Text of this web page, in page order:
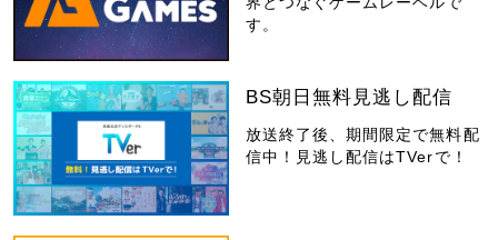
す。
BS朝日無料見逃し配信
放送終了後、期間限定で無料配
信中！見逃し配信はTVerで！